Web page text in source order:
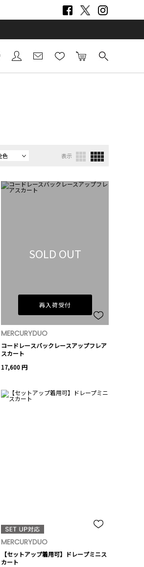
色 表示
SOLD OUT
再入荷受付
MERCURYDUO
コードレースバックレースアップフレア
スカート
17,600 円
MERCURYDUO
【セットアップ着用可】ドレープミニス
カート